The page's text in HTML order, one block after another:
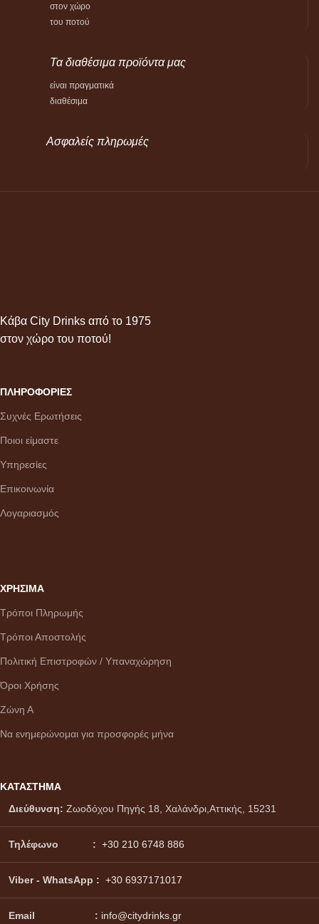
στον χώρο
του ποτού
Τα διαθέσιμα προϊόντα μας
είναι πραγματικά
διαθέσιμα
Ασφαλείς πληρωμές
Κάβα City Drinks από το 1975
στον χώρο του ποτού!
ΠΛΗΡΟΦΟΡΙΕΣ
Συχνές Ερωτήσεις
Ποιοι είμαστε
Υπηρεσίες
Επικοινωνία
Λογαριασμός
ΧΡΗΣΙΜΑ
Τρόποι Πληρωμής
Τρόποι Αποστολής
Πολιτική Επιστροφών / Υπαναχώρηση
Όροι Χρήσης
Ζώνη Α
Να ενημερώνομαι για προσφορές μήνα
ΚΑΤΑΣΤΗΜΑ
Διεύθυνση: Ζωοδόχου Πηγής 18, Χαλάνδρι,Αττικής, 15231
Τηλέφωνο : +30 210 6748 886
Viber - WhatsApp : +30 6937171017
Email : info@citydrinks.gr